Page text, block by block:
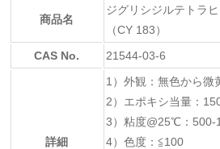
商品名
ジグリシジルテトラ
（CY 183）
CAS No.
21544-03-6
詳細
1）外観：無色から微
2）エポキシ当量：
3）粘度@25℃：500-
4）色度：≦100